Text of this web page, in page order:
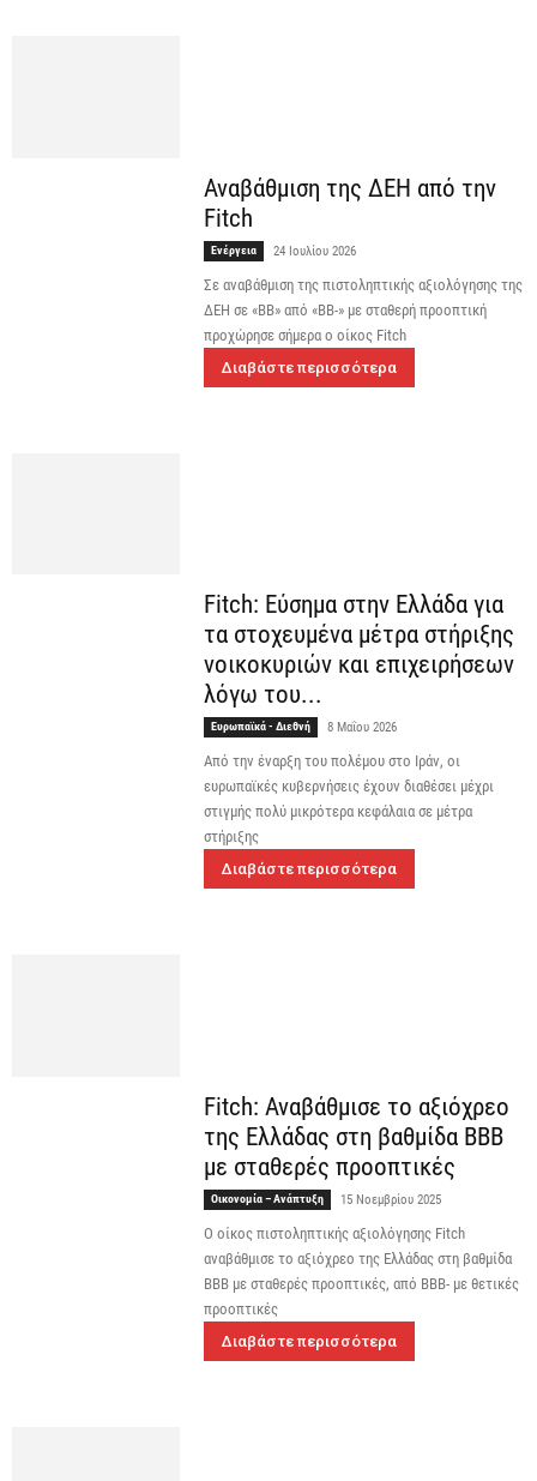
Αναβάθμιση της ΔΕΗ από την
Fitch
Ενέργεια 24 Ιουλίου 2026
Σε αναβάθμιση της πιστοληπτικής αξιολόγησης της
ΔΕΗ σε «BB» από «BB-» με σταθερή προοπτική
προχώρησε σήμερα ο οίκος Fitch
Διαβάστε περισσότερα
Fitch: Εύσημα στην Ελλάδα για
τα στοχευμένα μέτρα στήριξης
νοικοκυριών και επιχειρήσεων
λόγω του...
Ευρωπαϊκά - Διεθνή 8 Μαΐου 2026
Από την έναρξη του πολέμου στο Ιράν, οι
ευρωπαϊκές κυβερνήσεις έχουν διαθέσει μέχρι
στιγμής πολύ μικρότερα κεφάλαια σε μέτρα
στήριξης
Διαβάστε περισσότερα
Fitch: Αναβάθμισε το αξιόχρεο
της Ελλάδας στη βαθμίδα ΒΒΒ
με σταθερές προοπτικές
Οικονομία – Ανάπτυξη 15 Νοεμβρίου 2025
O οίκος πιστοληπτικής αξιολόγησης Fitch
αναβάθμισε το αξιόχρεο της Ελλάδας στη βαθμίδα
ΒΒΒ με σταθερές προοπτικές, από ΒΒΒ- με θετικές
προοπτικές
Διαβάστε περισσότερα